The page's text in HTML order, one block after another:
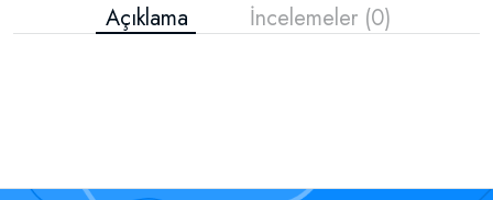
Açıklama İncelemeler (0)